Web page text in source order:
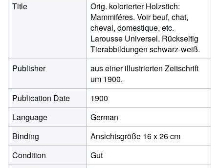
Title
Orig. kolorierter Holzstich:
Mammiféres. Voir beuf, chat,
cheval, domestique, etc.
Larousse Universel. Rückseitig
Tierabbildungen schwarz-weiß.
Publisher
aus einer illustrierten Zeitschrift
um 1900.
Publication Date
1900
Language
German
Binding
Ansichtsgröße 16 x 26 cm
Condition
Gut